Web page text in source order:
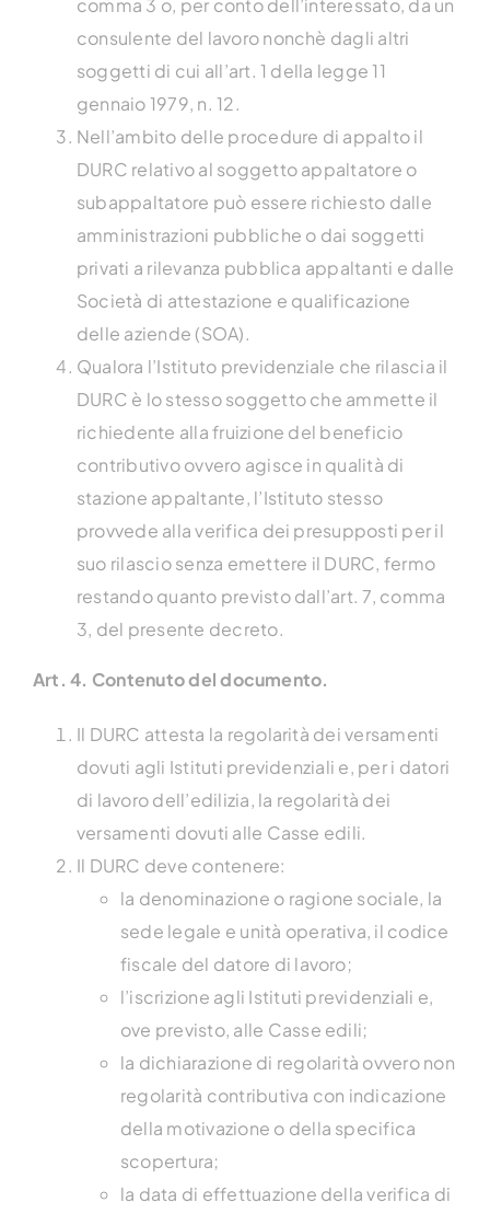
comma 3 o, per conto dell’interessato, da un
consulente del lavoro nonchè dagli altri
soggetti di cui all’art. 1 della legge 11
gennaio 1979, n. 12.
Nell’ambito delle procedure di appalto il
DURC relativo al soggetto appaltatore o
subappaltatore può essere richiesto dalle
amministrazioni pubbliche o dai soggetti
privati a rilevanza pubblica appaltanti e dalle
Società di attestazione e qualificazione
delle aziende (SOA).
Qualora l’Istituto previdenziale che rilascia il
DURC è lo stesso soggetto che ammette il
richiedente alla fruizione del beneficio
contributivo ovvero agisce in qualità di
stazione appaltante, l’Istituto stesso
provvede alla verifica dei presupposti per il
suo rilascio senza emettere il DURC, fermo
restando quanto previsto dall’art. 7, comma
3, del presente decreto.
Art. 4. Contenuto del documento.
Il DURC attesta la regolarità dei versamenti
dovuti agli Istituti previdenziali e, per i datori
di lavoro dell’edilizia, la regolarità dei
versamenti dovuti alle Casse edili.
Il DURC deve contenere:
la denominazione o ragione sociale, la
sede legale e unità operativa, il codice
fiscale del datore di lavoro;
l’iscrizione agli Istituti previdenziali e,
ove previsto, alle Casse edili;
la dichiarazione di regolarità ovvero non
regolarità contributiva con indicazione
della motivazione o della specifica
scopertura;
la data di effettuazione della verifica di